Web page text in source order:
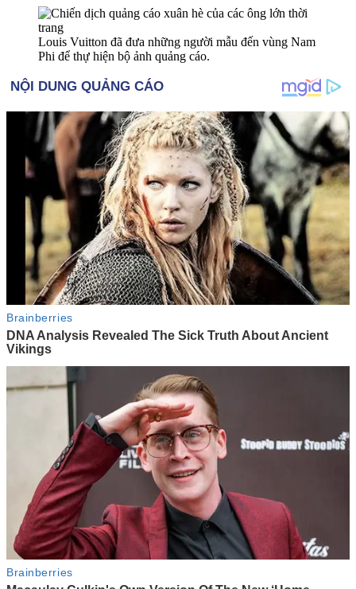
Louis Vuitton đã đưa những người mẫu đến vùng Nam
Phi để thự hiện bộ ảnh quảng cáo.